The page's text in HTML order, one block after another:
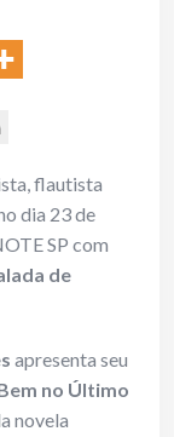
flautista
dia 23 de
SP com
de
apresenta seu
no Último
novela